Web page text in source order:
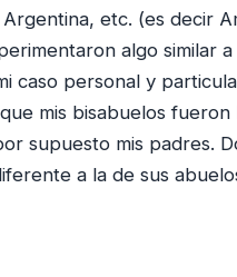
etc. (es decir
algo similar
caso personal y
mis bisabuelos
supuesto mis padres.
a la de sus